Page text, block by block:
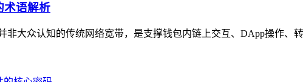
术语解析
非大众认知的传统网络宽带，是支撑钱包内链上交互、DApp操作、